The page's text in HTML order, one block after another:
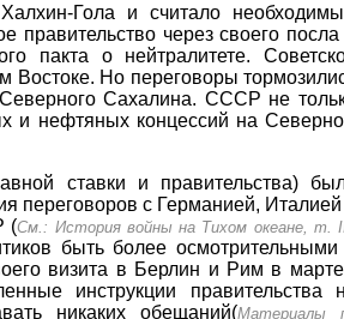
Гола и считало
через своего посла
пакта о нейтралитете.
Востоке. Но переговоры
Сахалина. СССР не
и нефтяных концессий на
ставки и правительства)
переговоров с Германией, Италией
(См.: История войны на Тихом океане, т.
быть более осмотрительными
визита в Берлин и Рим в
инструкции правительства
никаких обещаний(Материалы